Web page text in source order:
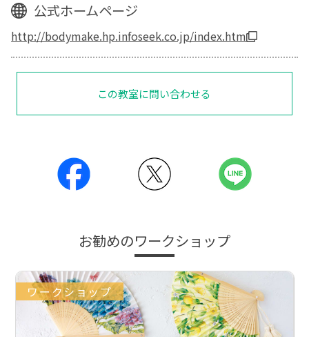
公式ホームページ
http://bodymake.hp.infoseek.co.jp/index.htm
この教室に問い合わせる
お勧めのワークショップ
ワークショップ